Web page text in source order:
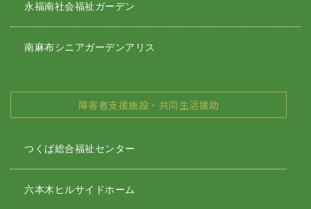
永福南社会福祉ガーデン
南麻布シニアガーデンアリス
障害者支援施設・共同生活援助
つくば総合福祉センター
六本木ヒルサイドホーム